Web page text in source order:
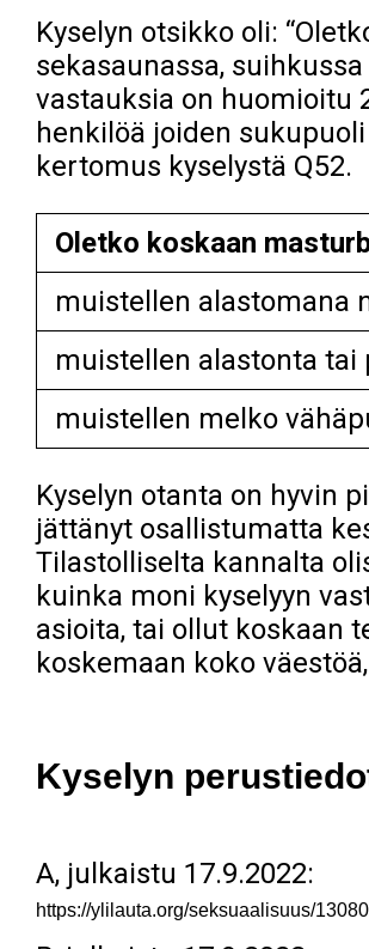
Kyselyn otsikko oli:
sekasaunassa,
vastauksia on huomioitu
henkilöä joiden
kertomus kyselystä Q52.
Oletko koskaan
muistellen alastomana
muistellen alastonta
muistellen melko
Kyselyn otanta on hyvin
jättänyt osallistumatta
Tilastolliselta kannalta
kuinka moni kyselyyn
asioita, tai ollut koskaan
koskemaan koko
Kyselyn
A, julkaistu 17.9.2022:
https://ylilauta.org/seksuaalisuus/